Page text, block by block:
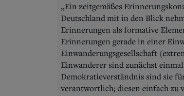
„Ein zeitgemäßes
Deutschland mit in den Blick
Erinnerungen als formative
Erinnerungen gerade in einer
Einwanderungsgesellschaft
Einwanderer sind zunächst
Demokratieverständnis sind sie
verantwortlich; diesen einfach zu